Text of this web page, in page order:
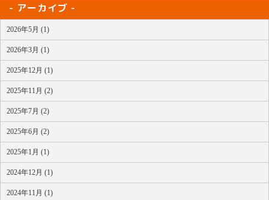
アーカイブ
2026年5月 (1)
2026年3月 (1)
2025年12月 (1)
2025年11月 (2)
2025年7月 (2)
2025年6月 (2)
2025年1月 (1)
2024年12月 (1)
2024年11月 (1)